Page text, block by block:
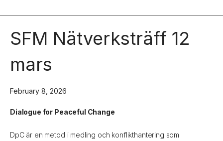
SFM Nätverksträff 12
mars
February 8, 2026
Dialogue for Peaceful Change
DpC är en metod i medling och konflikthantering som